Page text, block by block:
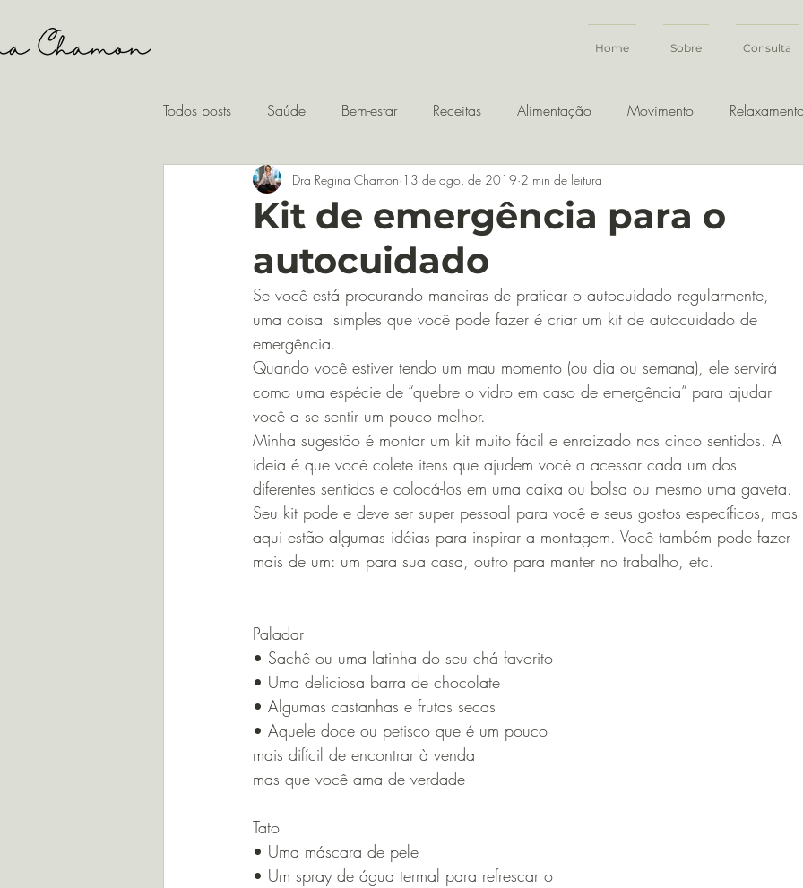
Home Sobre Consulta
Todos posts Saúde Bem-estar Receitas Alimentação Movimento
Kit de emergência para o
autocuidado
Dra Regina Chamon 13 de ago. de 2019 2 min de leitura
Se você está procurando maneiras de praticar o autocuidado regularmente,
uma coisa  simples que você pode fazer é criar um kit de autocuidado de
emergência.
Quando você estiver tendo um mau momento (ou dia ou semana), ele servirá
como uma espécie de “quebre o vidro em caso de emergência” para ajudar
você a se sentir um pouco melhor.
Minha sugestão é montar um kit muito fácil e enraizado nos cinco sentidos. A
ideia é que você colete itens que ajudem você a acessar cada um dos
diferentes sentidos e colocá-los em uma caixa ou bolsa ou mesmo uma gaveta.
Seu kit pode e deve ser super pessoal para você e seus gostos específicos, mas
aqui estão algumas idéias para inspirar a montagem. Você também pode fazer
mais de um: um para sua casa, outro para manter no trabalho, etc.
Paladar
• Sachê ou uma latinha do seu chá favorito
• Uma deliciosa barra de chocolate
• Algumas castanhas e frutas secas
• Aquele doce ou petisco que é um pouco
mais difícil de encontrar à venda
mas que você ama de verdade
Tato
• Uma máscara de pele
• Um spray de água termal para refrescar o